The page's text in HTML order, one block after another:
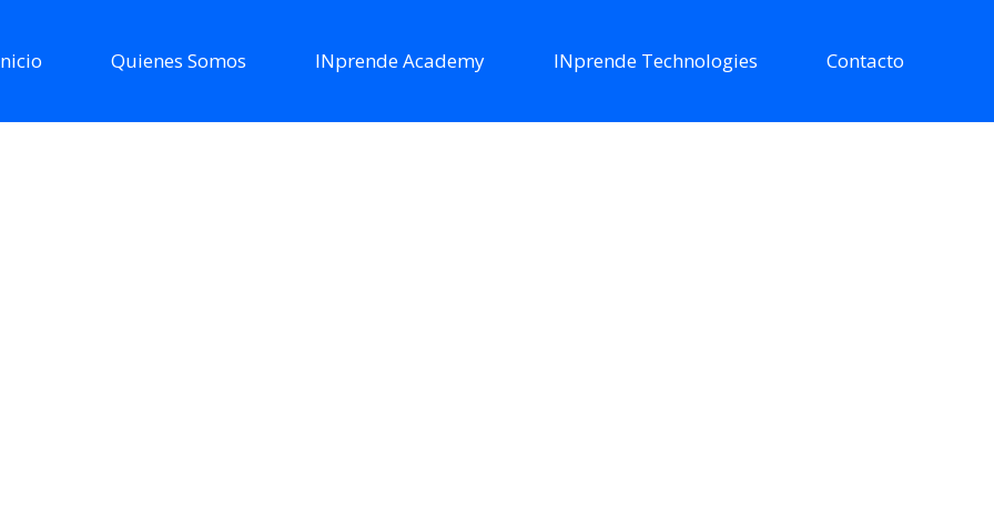
Quienes Somos INprende Academy INprende Technologies Contacto